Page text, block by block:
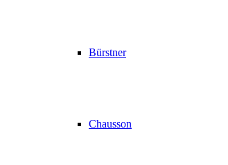
Bürstner
Chausson